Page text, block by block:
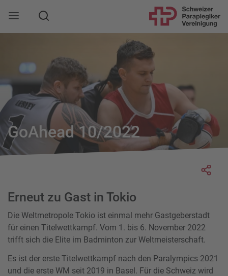
Mobile Navigation öffnen
Suche
GoAhead 10/2022
Erneut zu Gast in Tokio
Die Weltmetropole Tokio ist einmal mehr Gastgeberstadt
für einen Titelwettkampf. Vom 1. bis 6. November 2022
trifft sich die Elite im Badminton zur Weltmeisterschaft.
Es ist der erste Titelwettkampf nach den Paralympics 2021
und die erste WM seit 2019 in Basel. Für die Schweiz wird